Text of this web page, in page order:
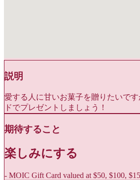
説明
愛する人に甘いお菓子を贈りたいで
ドでプレゼントしましょう！
期待すること
楽しみにする
- MOIC Gift Card valued at $50, $100,